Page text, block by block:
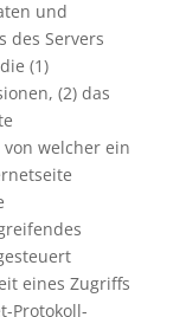
und
des Servers
(1)
(2) das
welcher ein
eines Zugriffs
Protokoll-